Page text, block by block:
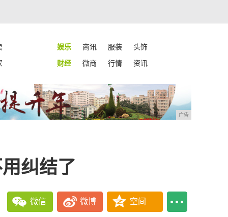
娱乐 商讯 服装
头饰
财经 微商 行情 资讯
广告
纠结了
微信 微博 空间